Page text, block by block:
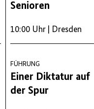
Senioren
10:00 Uhr | Dresden
FÜHRUNG
Einer Diktatur auf
der Spur